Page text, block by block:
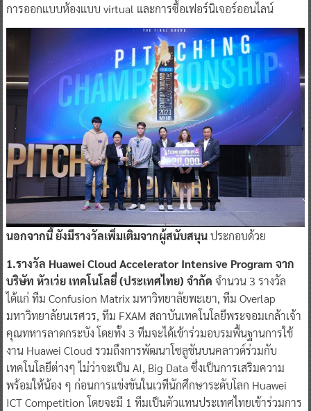
การออกแบบห้องแบบ virtual และการซื้อเฟอร์นิเจอร์ออนไลน์
นอกจากนี้ ยังมีรางวัลเพิ่มเติมจากผู้สนับสนุนประกอบด้วย
1.รางวัล Huawei Cloud Accelerator Intensive Program จาก
บริษัท หัวเว่ย เทคโนโลยี่ (ประเทศไทย) จำกัด จำนวน 3 รางวัล
ได้แก่ ทีม Confusion Matrix มหาวิทยาลัยพะเยา, ทีม Overlap
มหาวิทยาลัยนเรศวร, ทีม FXAM สถาบันเทคโนโลยีพระจอมเกล้าเจ้า
คุณทหารลาดกระบัง โดยทั้ง 3 ทีมจะได้เข้าร่วมอบรมพื้นฐานการใช้
งาน Huawei Cloud รวมถึงการพัฒนาโซลูชันบนคลาวด์ร่วมกับ
เทคโนโลยีต่างๆ ไม่ว่าจะเป็น AI, Big Data ซึ่งเป็นการเสริมความ
พร้อมให้น้อง ๆ ก่อนการแข่งขันในเวทีนักศึกษาระดับโลก Huawei
ICT Competition โดยจะมี 1 ทีมเป็นตัวแทนประเทศไทยเข้าร่วมการ